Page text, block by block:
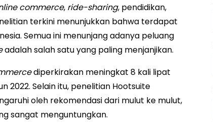
commerce, ride-sharing, pendidikan,
terkini menunjukkan bahwa terdapat
Semua ini menunjang adanya peluang
adalah salah satu yang paling menjanjikan.
diperkirakan meningkat 8 kali lipat
2022. Selain itu, penelitian Hootsuite
oleh rekomendasi dari mulut ke mulut,
sangat menguntungkan.